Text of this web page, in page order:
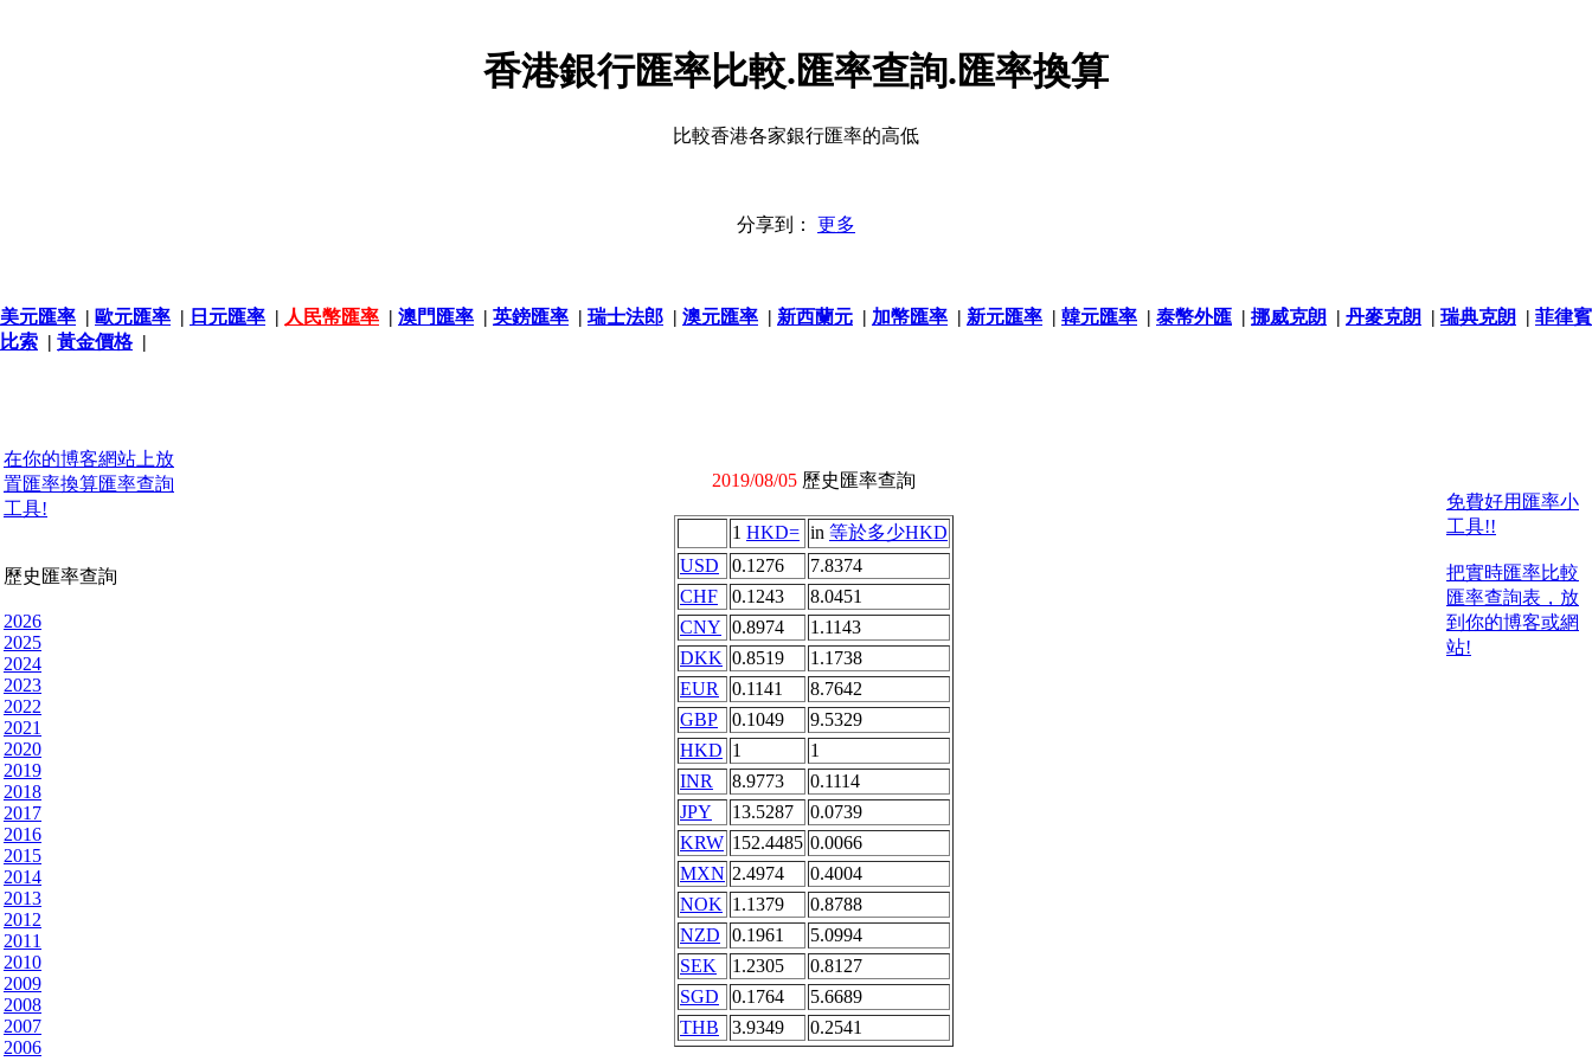
香港銀行匯率比較.匯率查詢.匯率換算
比較香港各家銀行匯率的高低
分享到： 更多
美元匯率 | 歐元匯率 | 日元匯率 | 人民幣匯率 | 澳門匯率 | 英鎊匯率 | 瑞士法郎 | 澳元匯率 | 新西蘭元 | 加幣匯率 | 新元匯率 | 韓元匯率 | 泰幣外匯 | 挪威克朗 | 丹麥克朗 | 瑞典克朗 | 菲律賓
比索 | 黃金價格|
在你的博客網站上放
置匯率換算匯率查詢
工具!
歷史匯率查詢
2026
2025
2024
2023
2022
2021
2020
2019
2018
2017
2016
2015
2014
2013
2012
2011
2010
2009
2008
2007
2006
2019/08/05 歷史匯率查詢
1 HKD= in 等於多少HKD
USD
0.1276
7.8374
CHF
0.1243
8.0451
CNY 0.8974
1.1143
DKK 0.8519
1.1738
EUR
0.1141
8.7642
GBP
0.1049
9.5329
HKD 1
1
INR
8.9773
0.1114
JPY
13.5287
0.0739
KRW 152.4485 0.0066
MXN 2.4974
0.4004
NOK 1.1379
0.8788
NZD
0.1961
5.0994
SEK
1.2305
0.8127
SGD
0.1764
5.6689
THB
3.9349 0.2541
免費好用匯率小
工具!!
把實時匯率比較
匯率查詢表，放
到你的博客或網
站!